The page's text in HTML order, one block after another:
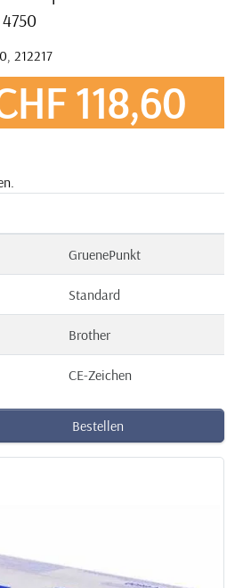
212217
118,60
GruenePunkt
Standard
Brother
CE-Zeichen
Bestellen